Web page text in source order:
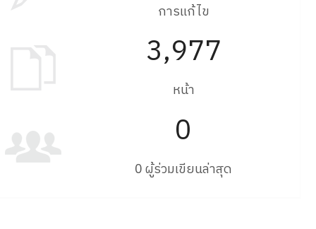
การแก้ไข
3,977
หน้า
0
0 ผู้ร่วมเขียนล่าสุด